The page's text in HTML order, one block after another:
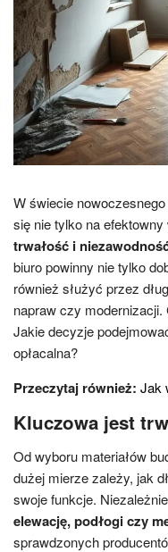
W świecie
się nie tylko na
trwałość i
biuro powinny nie tylko
również służyć przez
napraw czy modernizacji.
Jakie decyzje
opłacalna?
Przeczytaj również: Jak
Kluczowa jest
Od wyboru materiałów
dużej mierze zależy, jak
swoje funkcje.
elewację, podłogi czy
sprawdzonych